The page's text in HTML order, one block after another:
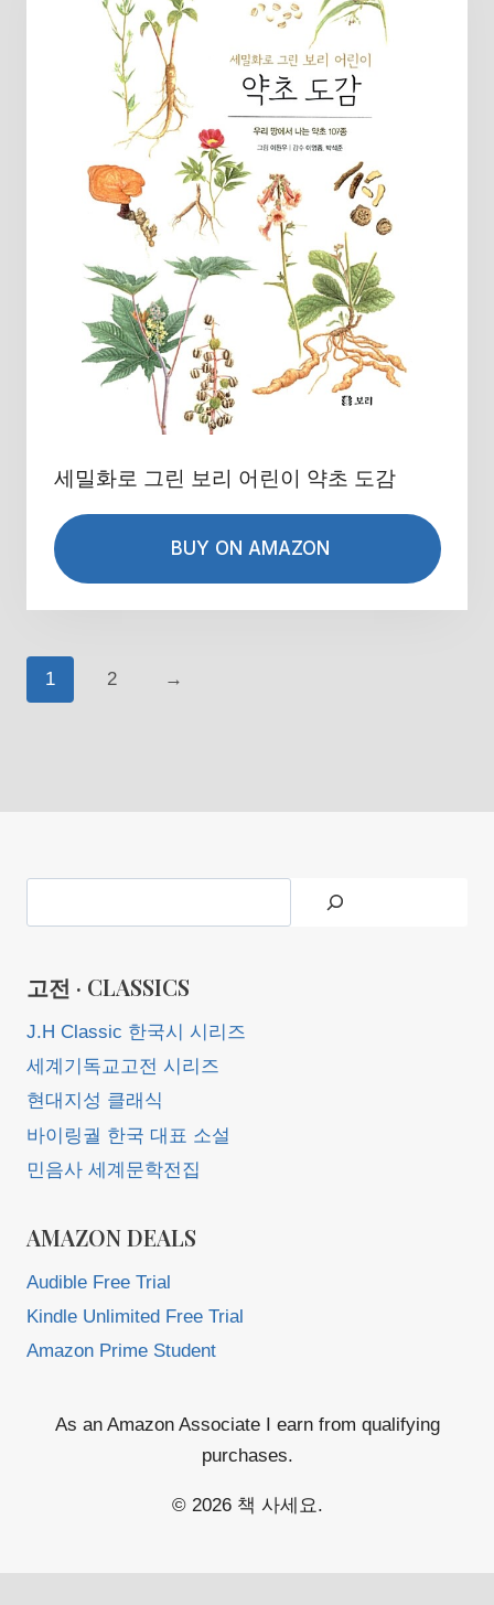
세밀화로 그린 보리 어린이 약초 도감
BUY ON AMAZON
1 2 →
고전 · CLASSICS
J.H Classic 한국시 시리즈
세계기독교고전 시리즈
현대지성 클래식
바이링궐 한국 대표 소설
민음사 세계문학전집
AMAZON DEALS
Audible Free Trial
Kindle Unlimited Free Trial
Amazon Prime Student
As an Amazon Associate I earn from qualifying
purchases.
© 2026 책 사세요.